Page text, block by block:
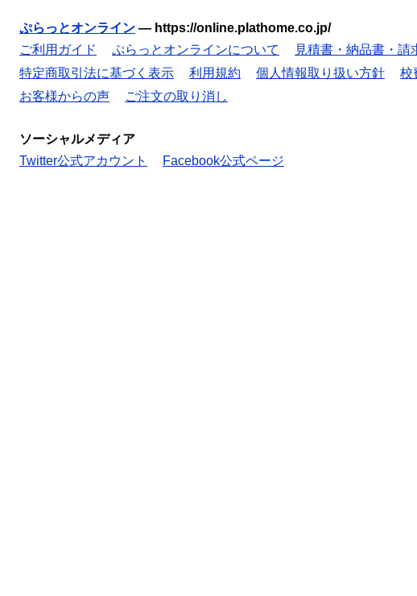
ぷらっとオンライン — https://online.plathome.co.jp/
ご利用ガイド
ぷらっとオンラインについて 見積書・納品書・請
特定商取引法に基づく表示
利用規約 個人情報取り扱い方針 校
お客様からの声
ご注文の取り消し
ソーシャルメディア
Twitter公式アカウント
Facebook公式ページ